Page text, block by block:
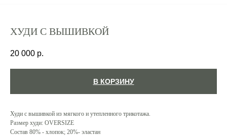
ХУДИ С ВЫШИВКОЙ
20 000 р.
В КОРЗИНУ
Худи с вышивкой из мягкого и утепленного трикотажа.
Размер худи: OVERSIZE
Состав 80% - хлопок; 20%- эластан